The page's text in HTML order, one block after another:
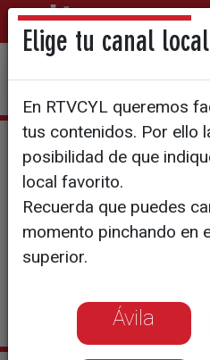
Eduardo
Elige tu canal
En RTVCYL queremos
tus contenidos. Por ello
posibilidad de que
local favorito.
Recuerda que puedes
momento pinchando en
superior.
Ávila